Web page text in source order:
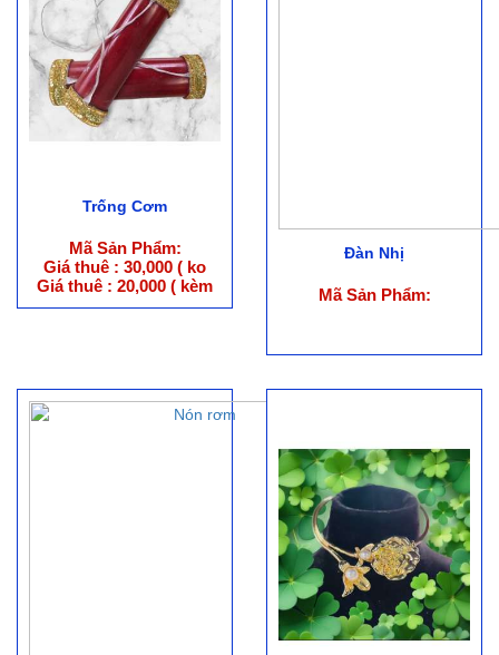
Trống Cơm
Mã Sản Phẩm:
Giá thuê : 30,000 ( ko
trang phục )
Giá thuê : 20,000 ( kèm
trang phục )
Đàn Nhị
Mã Sản Phẩm: